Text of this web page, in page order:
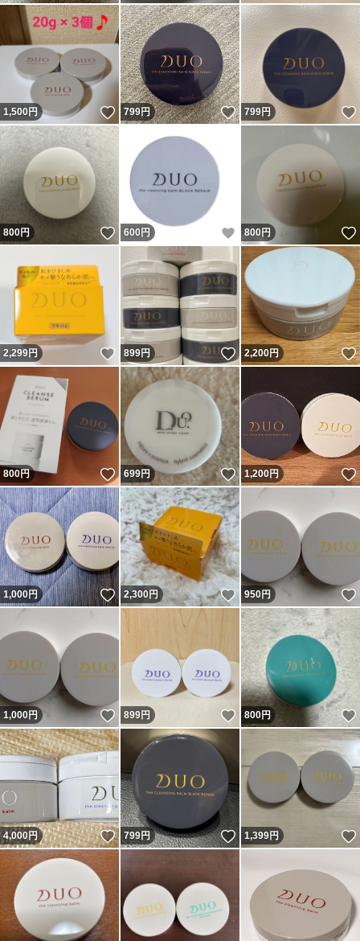
1,500円 いいね！
799円 いいね！
799円
800円 いいね！
600 円 いいね！
800円
2,299円 いいね！
899円 いいね！
2,200円
800円 いいね！
699円 いいね！
1,200円
1,000円 いいね！
2,300円 いいね！
950円
1,000円 いいね！
899円 いいね！
800円
4,000円 いいね！
799円 いいね！
1,399円